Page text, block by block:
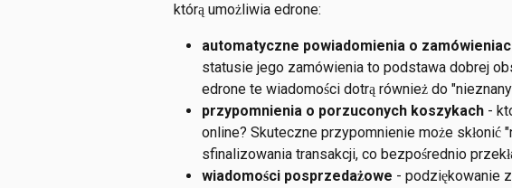
którą umożliwia edrone:
automatyczne powiadomienia o
statusie jego zamówienia to podstawa dobrej
edrone te wiadomości dotrą również do
przypomnienia o porzuconych koszykach -
online? Skuteczne przypomnienie może skłonić
sfinalizowania transakcji, co bezpośrednio
wiadomości posprzedażowe - podziękowanie